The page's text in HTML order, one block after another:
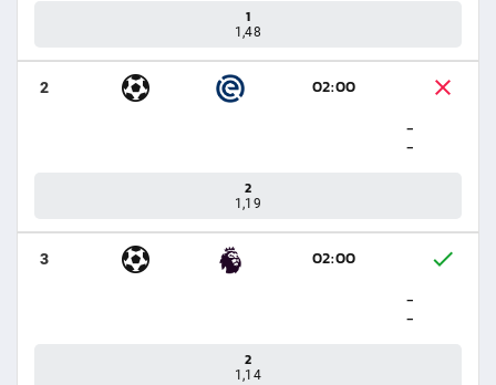
1
1,48
2
02:00
-
-
2
1,19
3
02:00
-
-
2
1,14